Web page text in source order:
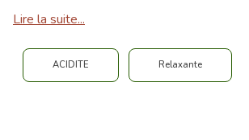
Lire la suite...
ACIDITE Relaxante